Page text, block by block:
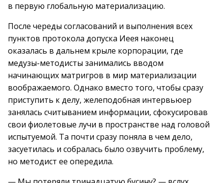
в первую глобальную материализацию.
После череды согласований и выполнения всех
пунктов протокола допуска Иеея наконец
оказалась в дальнем крыле корпорации, где
медузы-методисты занимались вводом
начинающих матригров в мир материализации
воображаемого. Однако вместо того, чтобы сразу
приступить к делу, желеподобная интервьюер
занялась считыванием информации, сфокусировав
свои фиолетовые лучи в пространстве над головой
испытуемой. Та почти сразу поняла в чем дело,
засуетилась и собралась было озвучить проблему,
но методист ее опередила.